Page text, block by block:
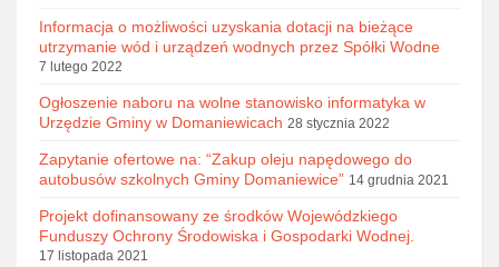
Informacja o możliwości uzyskania dotacji na bieżące
utrzymanie wód i urządzeń wodnych przez Spółki Wodne
7 lutego 2022
Ogłoszenie naboru na wolne stanowisko informatyka w
Urzędzie Gminy w Domaniewicach 28 stycznia 2022
Zapytanie ofertowe na: “Zakup oleju napędowego do
autobusów szkolnych Gminy Domaniewice” 14 grudnia 2021
Projekt dofinansowany ze środków Wojewódzkiego
Funduszy Ochrony Środowiska i Gospodarki Wodnej.
17 listopada 2021